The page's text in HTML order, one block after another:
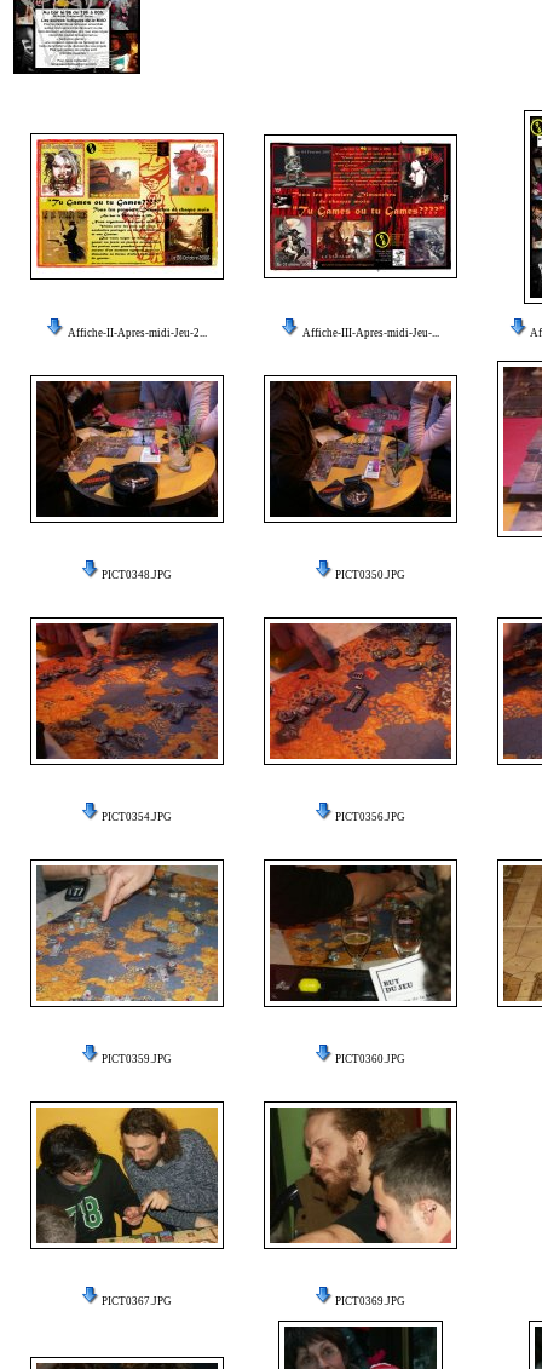
Affiche-II-Apres-midi-Jeu-2... Affiche-III-Apres-midi-Jeu-...
PICT0348.JPG PICT0350.JPG
PICT0354.JPG PICT0356.JPG
PICT0359.JPG PICT0360.JPG
PICT0367.JPG PICT0369.JPG